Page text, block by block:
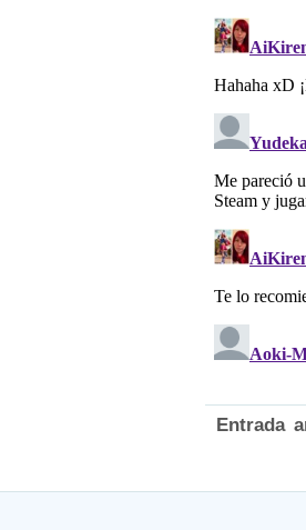
Entrada